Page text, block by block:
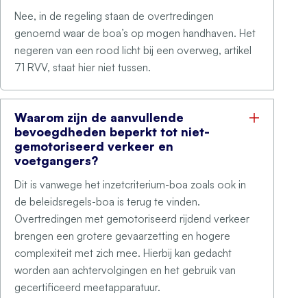
Nee, in de regeling staan de overtredingen
genoemd waar de boa’s op mogen handhaven. Het
negeren van een rood licht bij een overweg, artikel
71 RVV, staat hier niet tussen.
Waarom zijn de aanvullende
bevoegdheden beperkt tot niet-
gemotoriseerd verkeer en
voetgangers?
Dit is vanwege het inzetcriterium-boa zoals ook in
de beleidsregels-boa is terug te vinden.
Overtredingen met gemotoriseerd rijdend verkeer
brengen een grotere gevaarzetting en hogere
complexiteit met zich mee. Hierbij kan gedacht
worden aan achtervolgingen en het gebruik van
gecertificeerd meetapparatuur.